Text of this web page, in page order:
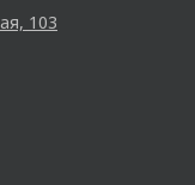
103